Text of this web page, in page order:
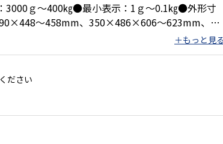
3000ｇ～400㎏●最小表示：1ｇ～0.1㎏●外形寸
～458mm、350×486×606～623mm、
～813mm、628×974×1,408～1,416mm●積
、350×350mm、370×500mm、
ださい